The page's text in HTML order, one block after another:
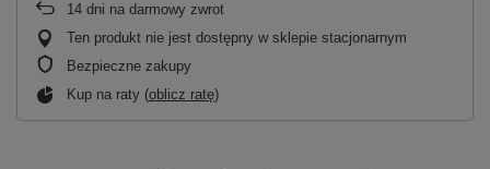
14 dni na darmowy zwrot
Ten produkt nie jest dostępny w sklepie stacjonarnym
Bezpieczne zakupy
Kup na raty (oblicz ratę)